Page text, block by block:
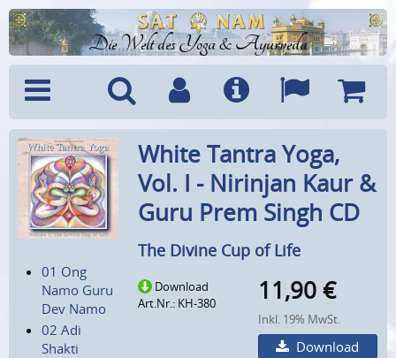
Die Welt des Yoga & Ayurveda
Menü SucheBenutzerkonto
Info Sprachen
01 Ong
Namo Guru
Dev Namo
02 Adi
Shakti
White Tantra Yoga,
Vol. I - Nirinjan Kaur &
Guru Prem Singh CD
The Divine Cup of Life
Download
Art.Nr.: KH-380
11,90 €
Inkl. 19% MwSt.
Download